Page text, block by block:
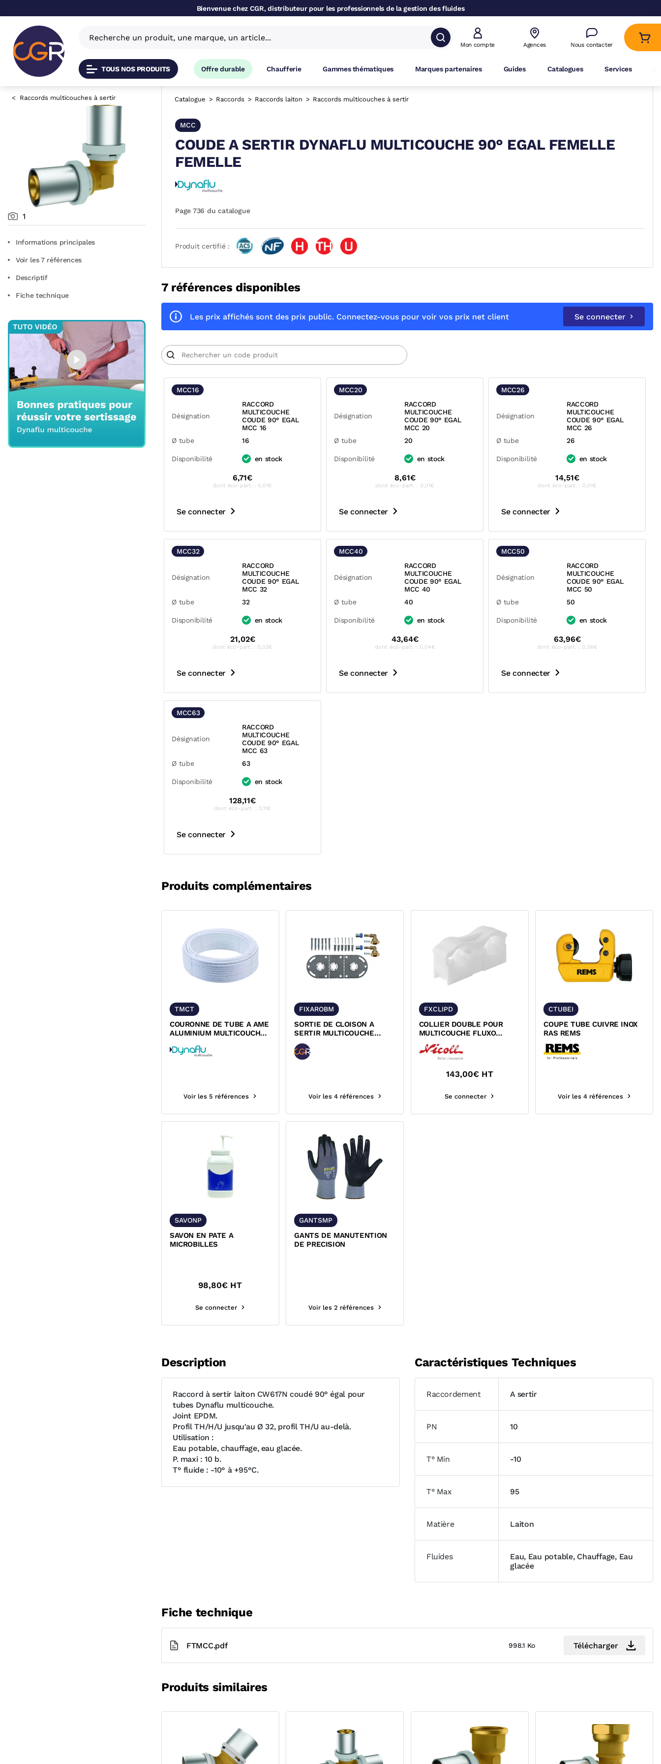
Bienvenue chez CGR, distributeur pour les professionnels de la gestion des fluides
Mon compte Agences Nous contacter
TOUS NOS PRODUITS Offre durable Chaufferie Gammes thématiques Marques partenaires Guides Catalogues Services
Raccords multicouches à sertir
1
Informations principales
Voir les 7 références
Descriptif
Fiche technique
Catalogue Raccords Raccords laiton Raccords multicouches à sertir
MCC
COUDE A SERTIR DYNAFLU MULTICOUCHE 90° EGAL FEMELLE
FEMELLE
Page 736 du catalogue
Produit certifié :
7 références disponibles
Les prix affichés sont des prix public. Connectez-vous pour voir vos prix net client Se connecter
MCC16
Désignation
RACCORD
MULTICOUCHE
COUDE 90° EGAL
MCC 16
Ø tube
16
Disponibilité en stock
6,71€
dont éco-part. : 0,01€
Se connecter
MCC20
Désignation
RACCORD
MULTICOUCHE
COUDE 90° EGAL
MCC 20
Ø tube
20
Disponibilité en stock
8,61€
dont éco-part. : 0,01€
Se connecter
MCC26
Désignation
RACCORD
MULTICOUCHE
COUDE 90° EGAL
MCC 26
Ø tube
26
Disponibilité en stock
14,51€
dont éco-part. : 0,01€
Se connecter
MCC32
Désignation
RACCORD
MULTICOUCHE
COUDE 90° EGAL
MCC 32
Ø tube
32
Disponibilité en stock
21,02€
dont éco-part. : 0,02€
Se connecter
MCC40
Désignation
RACCORD
MULTICOUCHE
COUDE 90° EGAL
MCC 40
Ø tube
40
Disponibilité en stock
43,64€
dont éco-part. : 0,04€
Se connecter
MCC50
Désignation
RACCORD
MULTICOUCHE
COUDE 90° EGAL
MCC 50
Ø tube
50
Disponibilité en stock
63,96€
dont éco-part. : 0,06€
Se connecter
MCC63
Désignation
RACCORD
MULTICOUCHE
COUDE 90° EGAL
MCC 63
Ø tube
63
Disponibilité en stock
128,11€
dont éco-part. : 0,11€
Se connecter
Produits complémentaires
TMCT
COURONNE DE TUBE A AME
ALUMINIUM MULTICOUCHE
Voir les 5 références
FIXAROBM
SORTIE DE CLOISON A
SERTIR MULTICOUCHE
FIXAROBM
Voir les 4 références
FXCLIPD
COLLIER DOUBLE POUR
MULTICOUCHE FLUXO
NICOLL CLIPD1222B
143,00€ HT
Se connecter
CTUBEI
COUPE TUBE CUIVRE INOX
RAS REMS
Voir les 4 références
SAVONP
SAVON EN PATE A
MICROBILLES
98,80€ HT
Se connecter
GANTSMP
GANTS DE MANUTENTION
DE PRECISION
Voir les 2 références
Description
Raccord à sertir laiton CW617N coudé 90° égal pour
tubes Dynaflu multicouche.
Joint EPDM.
Profil TH/H/U jusqu'au Ø 32, profil TH/U au-delà.
Utilisation :
Eau potable, chauffage, eau glacée.
P. maxi : 10 b.
T° fluide : -10° à +95°C.
Caractéristiques Techniques
Raccordement A sertir
PN 10
T° Min -10
T° Max 95
Matière Laiton
Fluides
Eau, Eau potable, Chauffage, Eau
glacée
Fiche technique
FTMCC.pdf 998.1 Ko Télécharger
Produits similaires